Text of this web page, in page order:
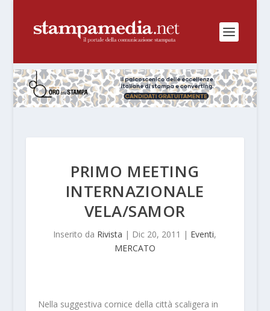
PRIMO MEETING
INTERNAZIONALE
VELA/SAMOR
Inserito da Rivista | Dic 20, 2011 | Eventi,
MERCATO
Nella suggestiva cornice della città scaligera in